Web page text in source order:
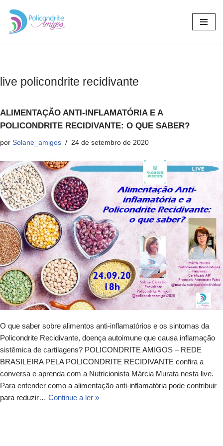
Pular
live policondrite recidivante
ALIMENTAÇÃO ANTI-INFLAMATÓRIA E A
POLICONDRITE RECIDIVANTE: O QUE SABER?
por Solane_amigos 24 de setembro de 2020
O que saber sobre alimentos anti-inflamatórios e os sintomas da
Policondrite Recidivante, doença autoimune que causa inflamação
sistêmica de cartilagens? POLICONDRITE AMIGOS – REDE
BRASILEIRA PELA POLICONDRITE RECIDIVANTE confira a
conversa e aprenda com a Nutricionista Márcia Murata nesta live.
Para entender como a alimentação anti-inflamatória pode contribuir
para reduzir… Continue a ler »